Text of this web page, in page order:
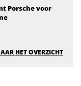
Porsche voor
HET OVERZICHT